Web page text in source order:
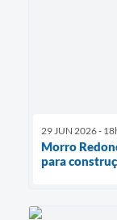
29 JUN 2026 -
Morro
para